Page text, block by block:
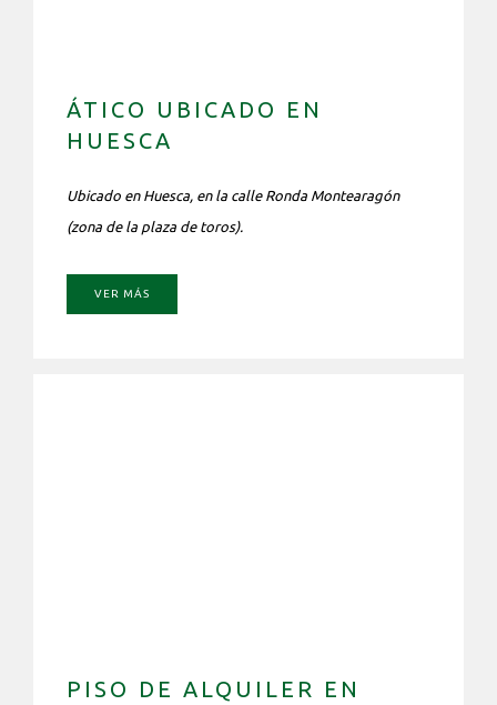
ÁTICO UBICADO EN
HUESCA
Ubicado en Huesca, en la calle Ronda Montearagón
(zona de la plaza de toros).
VER MÁS
PISO DE ALQUILER EN